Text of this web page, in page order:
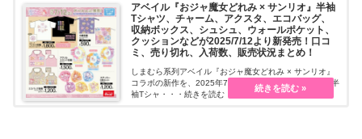
アベイル『おジャ魔女どれみ × サンリオ』半袖
Tシャツ、チャーム、アクスタ、エコバッグ、
収納ボックス、シュシュ、ウォールポケット、
クッションなどが2025/7/12より新発売！口コ
ミ、売り切れ、入荷数、販売状況まとめ！
しまむら系列アベイル『おジャ魔女どれみ × サンリオ』
コラボの新作を、2025年7月12日（土）~販売します。半
袖Tシャ・・・続きを読む